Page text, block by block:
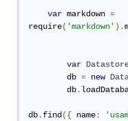
var markdown =
require('markdown').
var
	db
= new
	db
.
db.find({ name: